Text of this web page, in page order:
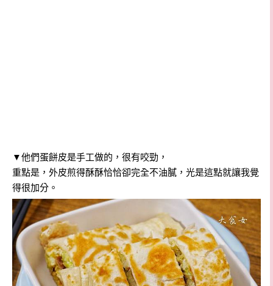
▼他們蛋餅皮是手工做的，很有咬勁，
重點是，外皮煎得酥酥恰恰卻完全不油膩，光是這點就讓我覺
得很加分。